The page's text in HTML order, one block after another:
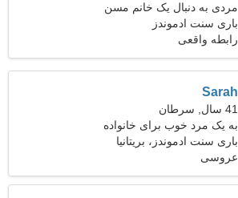
مردی به دنبال یک خانم مسن
43-53
باری سنت ادموندز
رابطه واقعی
Sarah
41 سال, سرطان
به یک مرد خوب برای خانواده
نیازمندم
باری سنت ادموندز، بریتانیا
عروسی